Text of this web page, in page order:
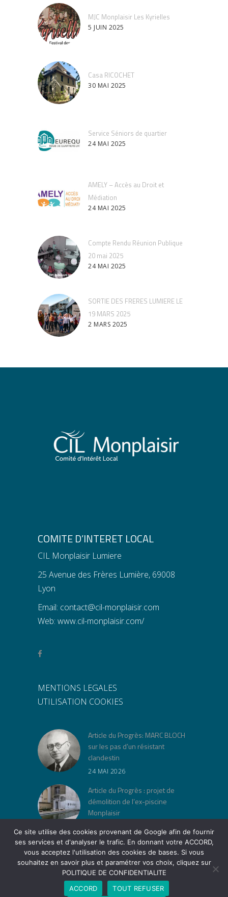
MJC Monplaisir Les Kyrielles
5 JUIN 2025
Casa RICOCHET
30 MAI 2025
Service Séniors de quartier
24 MAI 2025
AMELY – Accès au Droit et
Médiation
24 MAI 2025
Compte Rendu Réunion Publique
20 mai 2025
24 MAI 2025
SORTIE DES FRERES LUMIERE LE
19 MARS 2025
2 MARS 2025
COMITE D’INTERET LOCAL
CIL Monplaisir Lumiere
25 Avenue des Frères Lumière, 69008
Lyon
Email: contact@cil-monplaisir.com
Web: www.cil-monplaisir.com/
MENTIONS LEGALES
UTILISATION COOKIES
Article du Progrès: MARC BLOCH
sur les pas d’un résistant
clandestin
24 MAI 2026
Article du Progrès : projet de
démolition de l’ex-piscine
Monplaisir
« Jeu de lois » à la Cité Musée
Tony Garnier
12 AVRIL 2026
Ce site utilise des cookies provenant de Google afin de fournir
ses services et d'analyser le trafic. En donnant votre ACCORD,
vous acceptez l'utilisation des cookies de bases. Si vous
souhaitez en savoir plus et paramétrer vos choix, cliquez sur
POLITIQUE DE CONFIDENTIALITE
ACCORD
TOUT REFUSER